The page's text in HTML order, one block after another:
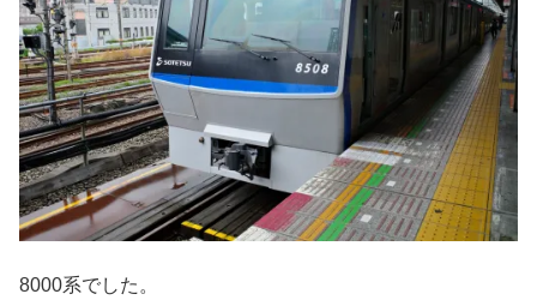
8000系でした。